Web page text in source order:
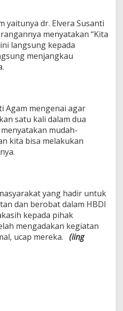
yaitunya dr. Elvera Susanti
menyatakan “Kita
langsung kepada
menjangkau
Agam mengenai agar
satu kali dalam dua
mudah-
kita bisa melakukan
yang hadir untuk
dan berobat dalam HBDI
kepada pihak
mengadakan kegiatan
ucap mereka. (iing